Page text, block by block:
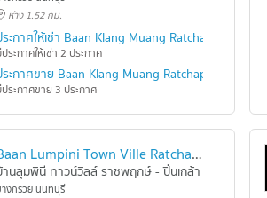
ห่าง 1.52 กม.
ะกาศให้เช่า Baan Klang Muang Ratchaphruek
ระกาศให้เช่า 2 ประกาศ
ะกาศขาย Baan Klang Muang Ratchaphruek
ระกาศขาย 3 ประกาศ
Baan Lumpini Town Ville Ratchaphruek - Pinklao
านลุมพินี ทาวน์วิลล์ ราชพฤกษ์ - ปิ่นเกล้า
งกรวย นนทบุรี